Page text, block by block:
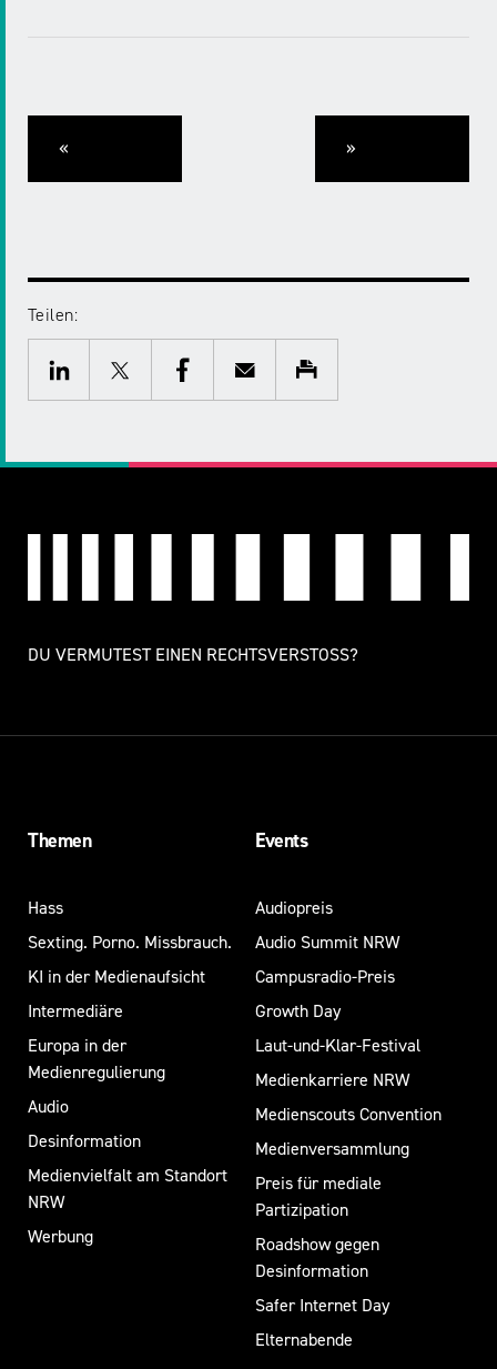
« »
Teilen:
Twitter Facebook
DU VERMUTEST EINEN RECHTSVERSTOSS?
Themen
Hass
Sexting. Porno. Missbrauch.
KI in der Medienaufsicht
Intermediäre
Europa in der
Medienregulierung
Audio
Desinformation
Medienvielfalt am Standort
NRW
Werbung
Events
Audiopreis
Audio Summit NRW
Campusradio-Preis
Growth Day
Laut-und-Klar-Festival
Medienkarriere NRW
Medienscouts Convention
Medienversammlung
Preis für mediale
Partizipation
Roadshow gegen
Desinformation
Safer Internet Day
Elternabende